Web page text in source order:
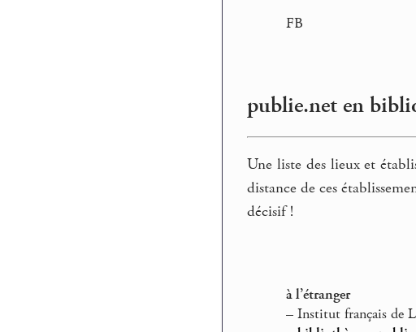
FB
publie.net en
Une liste des lieux et
distance de ces
décisif !
à l’étranger
– Institut français de